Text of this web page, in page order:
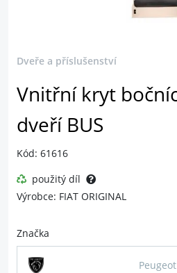
Dveře a příslušenství
Vnitřní kryt
dveří BUS
Kód: 61616
použitý díl
Výrobce: FIAT ORIGINAL
Značka
Peugeot